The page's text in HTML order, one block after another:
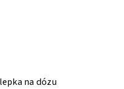
na dózu